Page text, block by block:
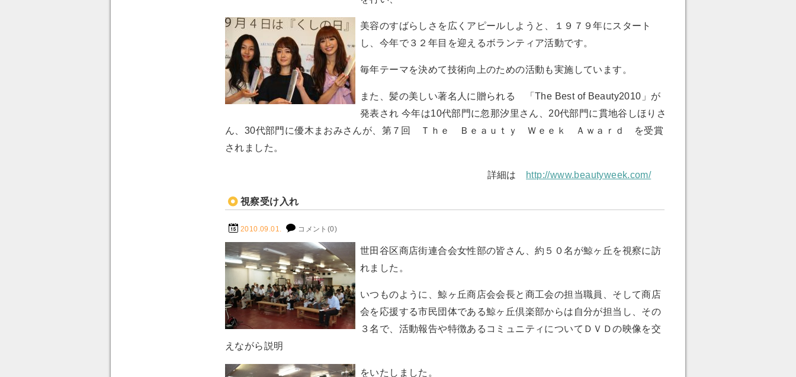
美容のすばらしさを広くアピールしようと、１９７９年にスタート
し、今年で３２年目を迎えるボランティア活動です。
毎年テーマを決めて技術向上のための活動も実施しています。
また、髪の美しい著名人に贈られる 「The Best of Beauty2010」が
発表され 今年は10代部門に忽那汐里さん、20代部門に貫地谷しほりさ
ん、 30代部門に優木まおみさんが 、第７回 Ｔｈｅ Ｂｅａｕｔｙ Ｗｅｅｋ Ａｗａｒｄ を受賞
されました。
詳細は http://www.beautyweek.com/
視察受け入れ
2010.09.01. コメント(0)
世田谷区商店街連合会女性部の皆さん、約５０名が鯨ヶ丘を視察に訪
れました。
いつものように、鯨ヶ丘商店会会長と商工会の担当職員、そして商店
会を応援する市民団体である鯨ヶ丘倶楽部からは自分が担当し、その
３名で、活動報告や特徴あるコミュニティについてＤＶＤの映像を交
えながら説明
をいたしました。